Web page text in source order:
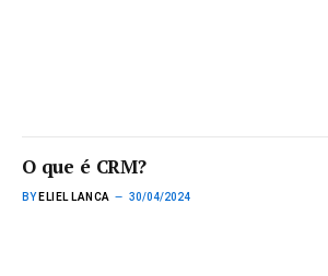
O que é CRM?
BY ELIEL LANCA 30/04/2024